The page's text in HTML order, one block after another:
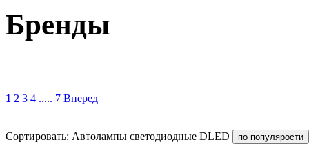
Бренды
1 2 3 4 ..... 7 Вперед
Сортировать: Автолампы светодиодные DLED